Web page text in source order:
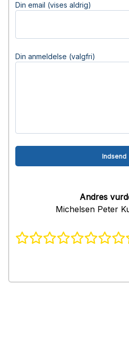
Din email (vises aldrig)
Din anmeldelse (valgfri)
Andres
Michelsen Peter